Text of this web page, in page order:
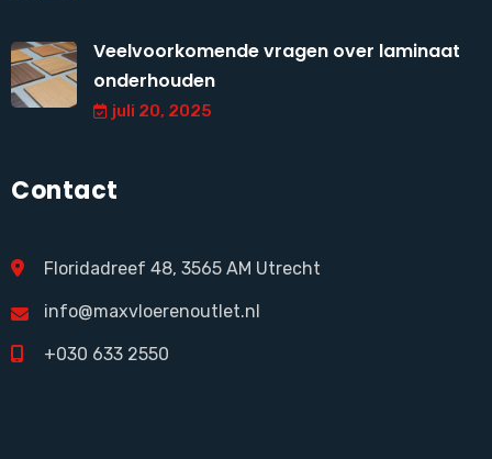
Veelvoorkomende vragen over laminaat
onderhouden
juli 20, 2025
Contact
Floridadreef 48, 3565 AM Utrecht
info@maxvloerenoutlet.nl
+030 633 2550